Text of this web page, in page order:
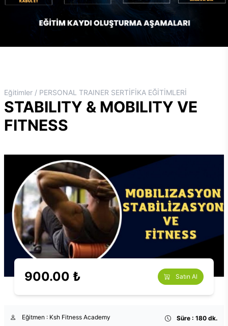
Eğitimler / PERSONAL TRAINER SERTİFİKA EĞİTİMLERİ
STABILITY & MOBILITY VE
FITNESS
900.00 ₺ Satın Al
Eğitmen : Ksh Fitness Academy Süre : 180 dk.